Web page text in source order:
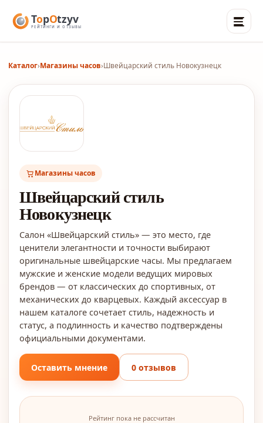
Каталог›Магазины часов›Швейцарский стиль Новокузнецк
Магазины часов
Швейцарский стиль
Новокузнецк
Салон «Швейцарский стиль» — это место, где
ценители элегантности и точности выбирают
оригинальные швейцарские часы. Мы предлагаем
мужские и женские модели ведущих мировых
брендов — от классических до спортивных, от
механических до кварцевых. Каждый аксессуар в
нашем каталоге сочетает стиль, надежность и
статус, а подлинность и качество подтверждены
официальными документами.
Оставить мнение 0 отзывов
Рейтинг пока не рассчитан